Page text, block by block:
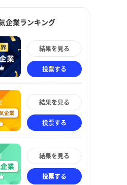
企業ランキング
結果を見る
投票する
結果を見る
投票する
結果を見る
投票する